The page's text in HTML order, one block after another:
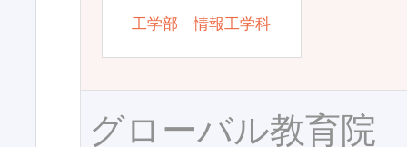
工学部 情報工学科
グローバル教育院